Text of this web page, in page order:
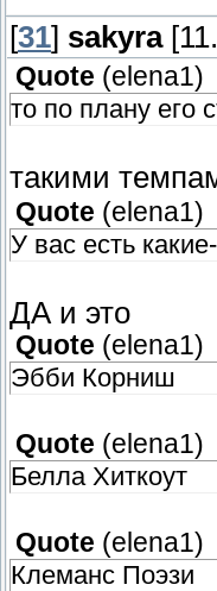
[31] sakyra
Quote (elena1)
то по плану его
такими
Quote (elena1)
У вас есть
ДА и это
Quote (elena1)
Эбби Корниш
Quote (elena1)
Белла Хиткоут
Quote (elena1)
Клеманс Поэзи